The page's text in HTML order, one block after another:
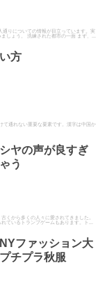
通りについての情報が目立っています。実
しょう。 洗練された都市の一面 まず、...
方
通れない重要な要素です。漢字は中国か
ヤの声が良すぎ
う
くから多くの人々に愛されてきました。
ているトランプゲームもあります。ト...
ファッション大
チプラ秋服